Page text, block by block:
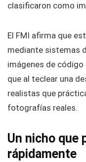
clasificaron como
El FMI afirma que
mediante sistemas
imágenes de
que al teclear una
realistas que
fotografías reales.
Un nicho que
rápidamente